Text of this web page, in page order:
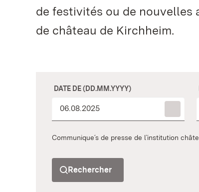
de festivités ou de nouvelles
de château de Kirchheim.
DATE DE (DD.MM.YYYY)
Communique´s de presse de l`institution
Rechercher